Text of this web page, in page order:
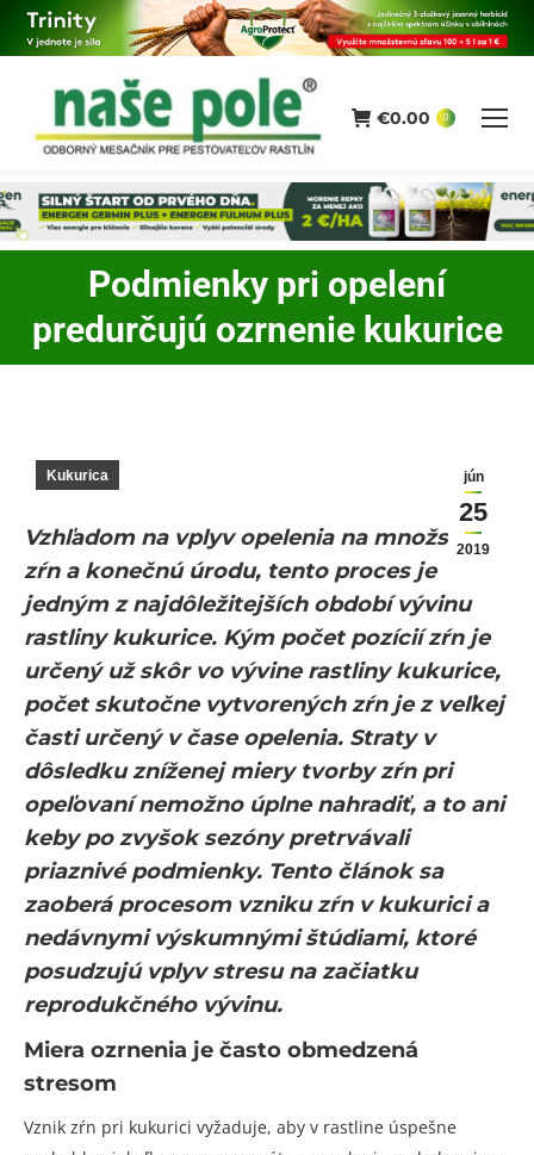
€0.00 0
Podmienky pri opelení
predurčujú ozrnenie kukurice
You are here:
jún
25
2019
Kukurica
Vzhľadom na vplyv opelenia na množstvo
zŕn a konečnú úrodu, tento proces je
jedným z najdôležitejších období vývinu
rastliny kukurice. Kým počet pozícií zŕn je
určený už skôr vo vývine rastliny kukurice,
počet skutočne vytvorených zŕn je z veľkej
časti určený v čase opelenia. Straty v
dôsledku zníženej miery tvorby zŕn pri
opeľovaní nemožno úplne nahradiť, a to ani
keby po zvyšok sezóny pretrvávali
priaznivé podmienky. Tento článok sa
zaoberá procesom vzniku zŕn v kukurici a
nedávnymi výskumnými štúdiami, ktoré
posudzujú vplyv stresu na začiatku
reprodukčného vývinu.
Miera ozrnenia je často obmedzená
stresom
Vznik zŕn pri kukurici vyžaduje, aby v rastline úspešne